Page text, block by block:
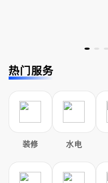
热门服务
装修 水电